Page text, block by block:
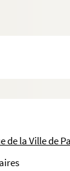
de la Ville de
mandat de